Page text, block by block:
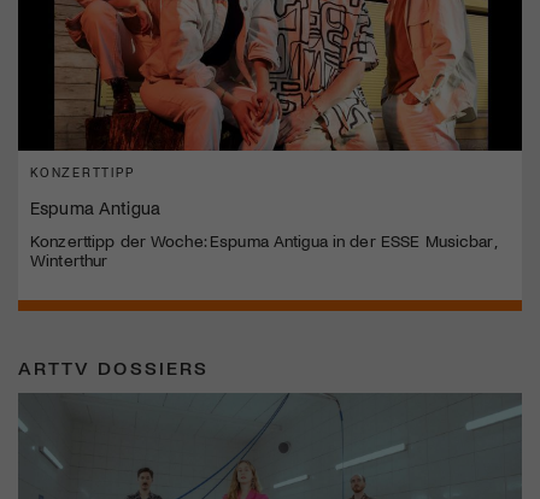
KONZERTTIPP
Espuma Antigua
Konzerttipp der Woche: Espuma Antigua in der ESSE Musicbar,
Winterthur
ARTTV DOSSIERS